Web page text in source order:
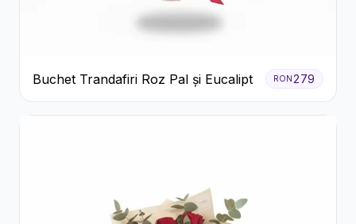
Buchet Trandafiri Roz Pal și Eucalipt RON279